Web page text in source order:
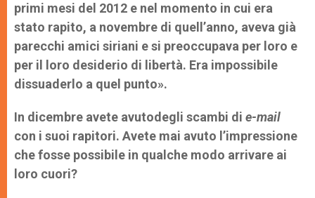
primi mesi del 2012 e nel momento in cui era
stato rapito, a novembre di quell’anno, aveva già
parecchi amici siriani e si preoccupava per loro e
per il loro desiderio di libertà. Era impossibile
dissuaderlo a quel punto».
In dicembre avete avutodegli scambi di e-mail
con i suoi rapitori. Avete mai avuto l’impressione
che fosse possibile in qualche modo arrivare ai
loro cuori?